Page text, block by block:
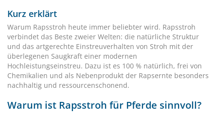
Kurz erklärt
Warum Rapsstroh heute immer beliebter wird. Rapsstroh
verbindet das Beste zweier Welten: die natürliche Struktur
und das artgerechte Einstreuverhalten von Stroh mit der
überlegenen Saugkraft einer modernen
Hochleistungseinstreu. Dazu ist es 100 % natürlich, frei von
Chemikalien und als Nebenprodukt der Rapsernte besonders
nachhaltig und ressourcenschonend.
Warum ist Rapsstroh für Pferde sinnvoll?